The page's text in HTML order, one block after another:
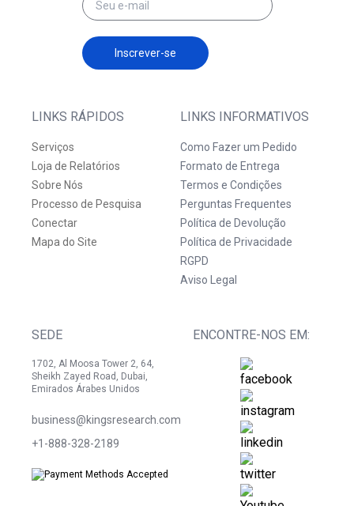
LINKS RÁPIDOS
Serviços
Loja de Relatórios
Sobre Nós
Processo de Pesquisa
Conectar
Mapa do Site
LINKS INFORMATIVOS
Como Fazer um Pedido
Formato de Entrega
Termos e Condições
Perguntas Frequentes
Política de Devolução
Política de Privacidade
RGPD
Aviso Legal
SEDE
1702, Al Moosa Tower 2, 64,
Sheikh Zayed Road, Dubai,
Emirados Árabes Unidos
business@kingsresearch.com
+1-888-328-2189
ENCONTRE-NOS EM:
Inscrever-se